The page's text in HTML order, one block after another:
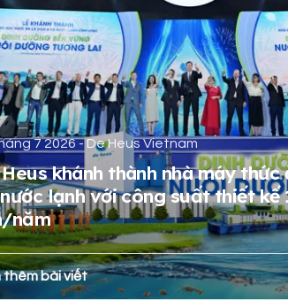
7 2026 - De Heus Vietnam
khánh thành nhà máy thức
lạnh với công suất thiết kế
năm
thêm bài viết